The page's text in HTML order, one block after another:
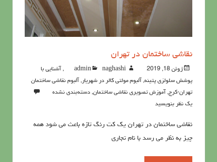
نقاشي ساختمان در تهران
ژوئن 18, 2019 admin naghashi
, آشنايي با
پوشش سلولزي پتينه, آلبوم مولتی کالر در شهریار, آلبوم نقاشی ساختمان
تهران-کرج, آموزش تصویری نقاشی ساختمان, دسته‌بندی نشده
یک نظر بنویسید
نقاشي ساختمان در تهران یک کت رنگ تازه باعث می شود همه
چیز به نظر می رسد با نام تجاری